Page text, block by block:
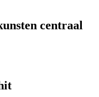
centraal